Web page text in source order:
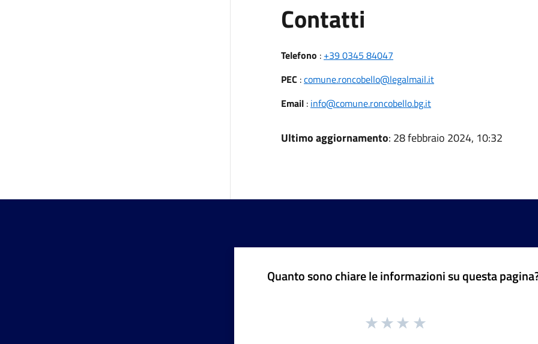
Contatti
Telefono : +39 0345 84047
PEC :comune.roncobello@legalmail.it
Email: info@comune.roncobello.bg.it
Ultimo aggiornamento: 28 febbraio 2024, 10:32
Quanto sono chiare le informazioni su questa